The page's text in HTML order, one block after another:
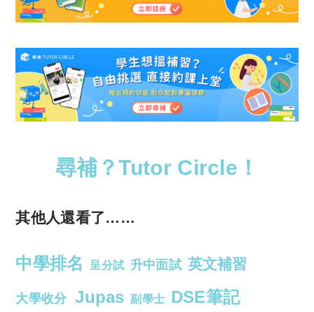
尋補？Tutor Circle！
其他人還看了……
中學排名 呈分試 升中面試 英文補習
大學收分 Jupas 副學士 DSE筆記